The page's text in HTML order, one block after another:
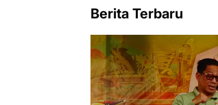
Berita Terbaru